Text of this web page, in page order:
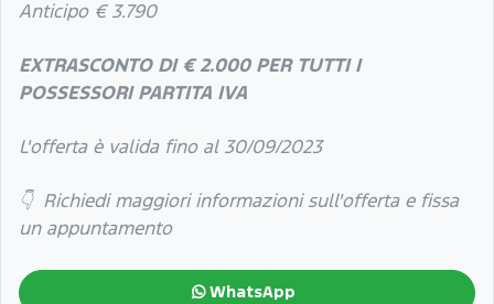
Anticipo € 3.790
EXTRASCONTO DI € 2.000 PER TUTTI I
POSSESSORI PARTITA IVA
L'offerta è valida fino al 30/09/2023
👇 Richiedi maggiori informazioni sull'offerta e fissa
un appuntamento
WhatsApp